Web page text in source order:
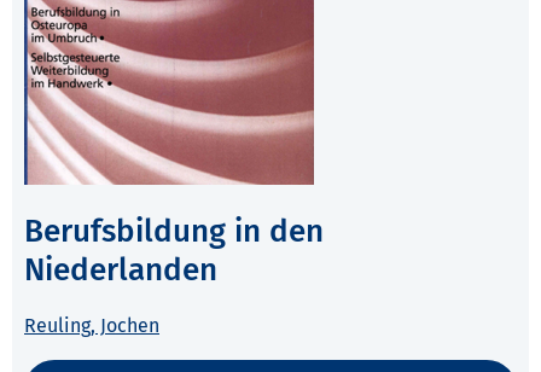
Berufsbildung in den
Niederlanden
Reuling, Jochen